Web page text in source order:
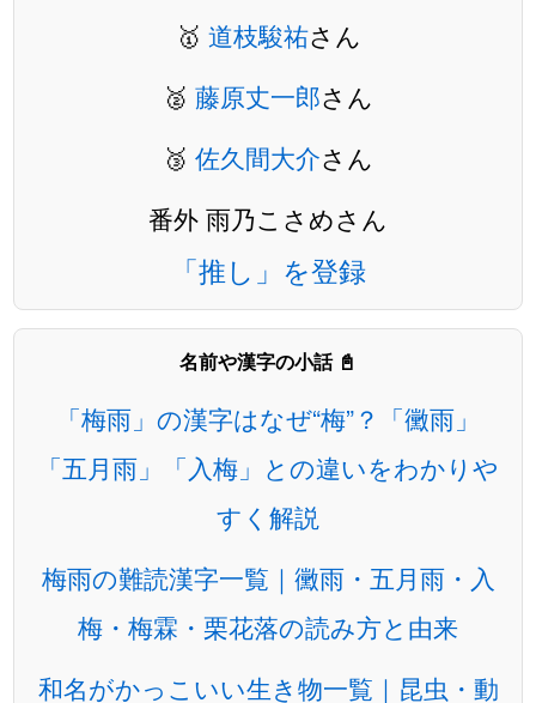
🥇 道枝駿祐さん
🥈 藤原丈一郎さん
🥉 佐久間大介さん
番外 雨乃こさめさん
「推し」を登録
名前や漢字の小話 📓
「梅雨」の漢字はなぜ“梅”？「黴雨」
「五月雨」「入梅」との違いをわかりや
すく解説
梅雨の難読漢字一覧｜黴雨・五月雨・入
梅・梅霖・栗花落の読み方と由来
和名がかっこいい生き物一覧｜昆虫・動